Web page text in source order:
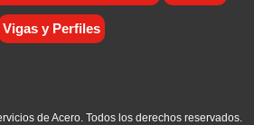
Vigas y Perfiles
de Acero. Todos los derechos reservados.